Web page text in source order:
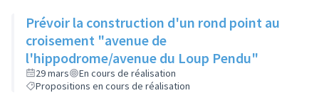
Prévoir la construction d'un rond point au
croisement "avenue de
l'hippodrome/avenue du Loup Pendu"
29 mars
En cours de réalisation
Propositions en cours de réalisation